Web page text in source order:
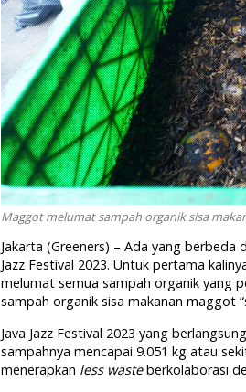
Maggot melumat sampah organik sisa
Jakarta (Greeners) – Ada yang berbeda
Jazz Festival 2023. Untuk pertama
melumat semua sampah organik yang
sampah organik sisa makanan maggot
Java Jazz Festival 2023 yang
sampahnya mencapai 9.051 kg atau
menerapkan less wasteberkolaborasi